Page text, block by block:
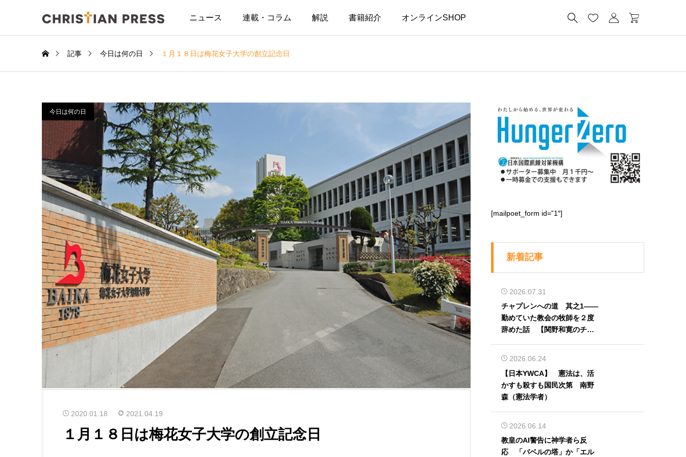
ニュース 連載・コラム 解説 書籍紹介 オンラインSHOP    
記事 今日は何の日 １月１８日は梅花女子大学の創立記念日
今日は何の日
2020.01.18 2021.04.19
１月１８日は梅花女子大学の創立記念日
[mailpoet_form id=”1″]
新着記事
2026.07.31
チャプレンへの道 其之1――
勤めていた教会の牧師を２度
辞めた話 【関野和寛のチャ
2026.06.24
【日本YWCA】 憲法は、活
かすも殺すも国民次第 南野
森（憲法学者）
2026.06.14
教皇のAI警告に神学者ら反
応 「バベルの塔」か「エル